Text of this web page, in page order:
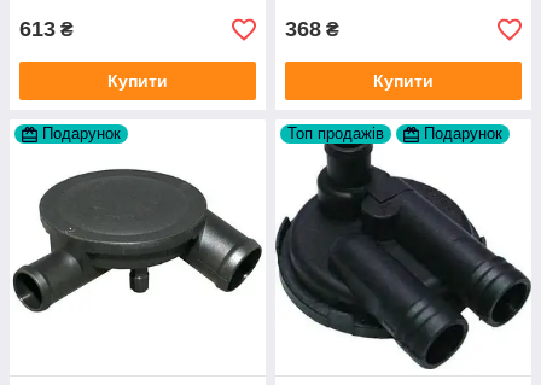
613 ₴
Купити
368 ₴
Купити
Подарунок Топ продажів Подарунок